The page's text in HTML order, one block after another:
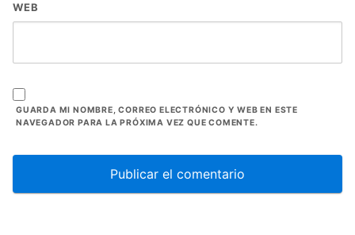
WEB
GUARDA MI NOMBRE, CORREO ELECTRÓNICO Y WEB EN ESTE
NAVEGADOR PARA LA PRÓXIMA VEZ QUE COMENTE.